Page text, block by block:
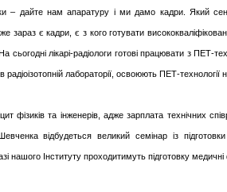
– дайте нам апаратуру і ми дамо кадри. Який
зараз є кадри, є з кого готувати
сьогодні лікарі-радіологи готові працювати з ПЕТ-
лабораторії, освоюють ПЕТ-технології
фізиків та інженерів, адже зарплата технічних
відбудеться великий семінар із
нашого Інституту проходитимуть підготовку медичні